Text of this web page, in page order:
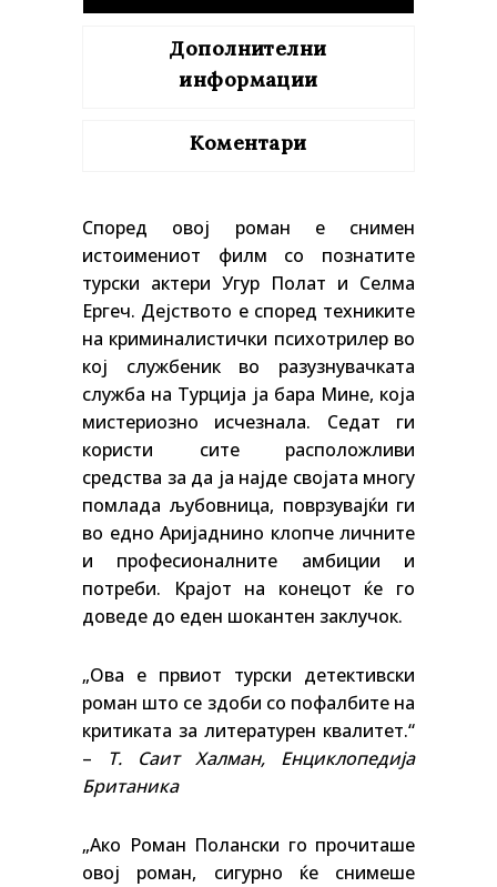
Дополнителни
информации
Коментари
Според овој роман е снимен
истоимениот филм со познатите
турски актери Угур Полат и Селма
Ергеч. Дејството е според техниките
на криминалистички психотрилер во
кој службеник во разузнувачката
служба на Турција ја бара Мине, која
мистериозно исчезнала. Седат ги
користи сите расположливи
средства за да ја најде својата многу
помлада љубовница, поврзувајќи ги
во едно Аријаднино клопче личните
и професионалните амбиции и
потреби. Крајот на конецот ќе го
доведе до еден шокантен заклучок.
„Ова е првиот турски детективски
роман што се здоби со пофалбите на
критиката за литературен квалитет.“
– Т. Саит Халман, Енциклопедија
Британика
„Ако Роман Полански го прочиташе
овој роман, сигурно ќе снимеше